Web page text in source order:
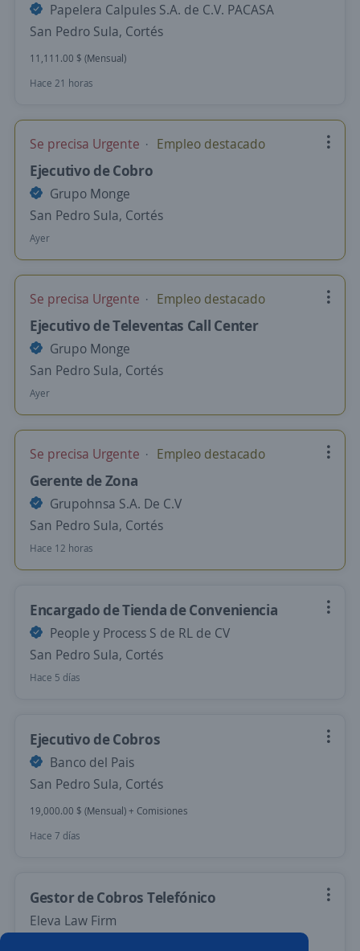
Papelera Calpules S.A. de C.V. PACASA
San Pedro Sula, Cortés
11,111.00 $ (Mensual)
Hace 21 horas
Se precisa Urgente Empleo destacado
Ejecutivo de Cobro
Grupo Monge
San Pedro Sula, Cortés
Ayer
Se precisa Urgente Empleo destacado
Ejecutivo de Televentas Call Center
Grupo Monge
San Pedro Sula, Cortés
Ayer
Se precisa Urgente Empleo destacado
Gerente de Zona
Grupohnsa S.A. De C.V
San Pedro Sula, Cortés
Hace 12 horas
Encargado de Tienda de Conveniencia
People y Process S de RL de CV
San Pedro Sula, Cortés
Hace 5 días
Ejecutivo de Cobros
Banco del Pais
San Pedro Sula, Cortés
19,000.00 $ (Mensual) + Comisiones
Hace 7 días
Gestor de Cobros Telefónico
Eleva Law Firm